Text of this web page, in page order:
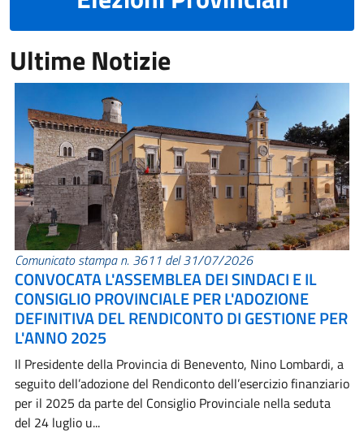
Ultime Notizie
Comunicato stampa n. 3611 del 31/07/2026
CONVOCATA L'ASSEMBLEA DEI SINDACI E IL
CONSIGLIO PROVINCIALE PER L'ADOZIONE
DEFINITIVA DEL RENDICONTO DI GESTIONE PER
L'ANNO 2025
Il Presidente della Provincia di Benevento, Nino Lombardi, a
seguito dell’adozione del Rendiconto dell’esercizio finanziario
per il 2025 da parte del Consiglio Provinciale nella seduta
del 24 luglio u...